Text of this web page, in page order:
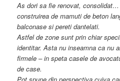
As dori sa fie renovat,
construirea de mamuti de beton
balconase si pereti dantelati.
Astfel de zone sunt prin chiar
identitar. Asta nu inseamna ca nu
firmele – in speta casele de
de case.